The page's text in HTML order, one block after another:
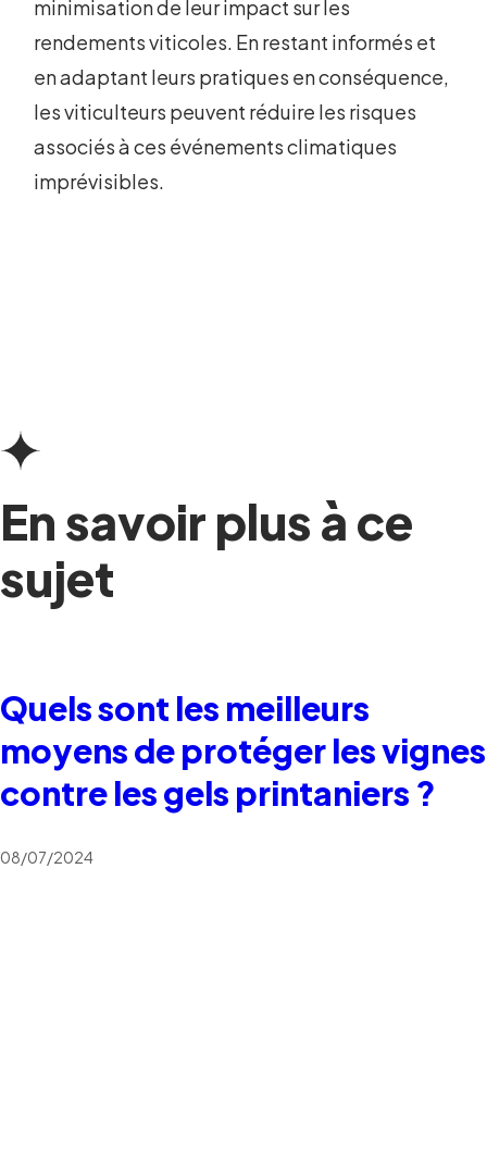
minimisation de leur impact sur les
rendements viticoles. En restant informés et
en adaptant leurs pratiques en conséquence,
les viticulteurs peuvent réduire les risques
associés à ces événements climatiques
imprévisibles.
En savoir plus à ce
sujet
Quels sont les meilleurs
moyens de protéger les vignes
contre les gels printaniers ?
08/07/2024